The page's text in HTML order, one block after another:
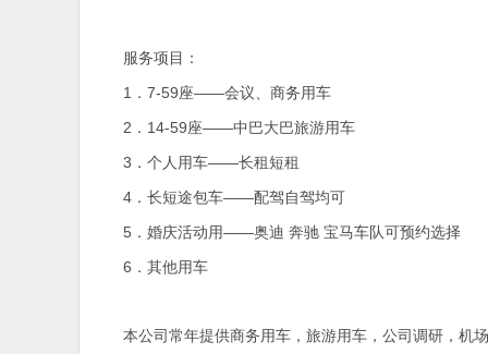
服务项目：
1．7-59座——会议、商务用车
2．14-59座——中巴大巴旅游用车
3．个人用车——长租短租
4．长短途包车——配驾自驾均可
5．婚庆活动用——奥迪 奔驰 宝马车队可预约选择
6．其他用车
本公司常年提供商务用车，旅游用车，公司调研，机